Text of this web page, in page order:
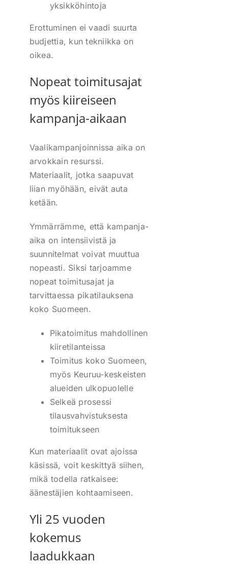
yksikköhintoja
Erottuminen ei vaadi suurta
budjettia, kun tekniikka on
oikea.
Nopeat toimitusajat
myös kiireiseen
kampanja-aikaan
Vaalikampanjoinnissa aika on
arvokkain resurssi.
Materiaalit, jotka saapuvat
liian myöhään, eivät auta
ketään.
Ymmärrämme, että kampanja-
aika on intensiivistä ja
suunnitelmat voivat muuttua
nopeasti. Siksi tarjoamme
nopeat toimitusajat ja
tarvittaessa pikatilauksena
koko Suomeen.
Pikatoimitus mahdollinen
kiiretilanteissa
Toimitus koko Suomeen,
myös Keuruu-keskeisten
alueiden ulkopuolelle
Selkeä prosessi
tilausvahvistuksesta
toimitukseen
Kun materiaalit ovat ajoissa
käsissä, voit keskittyä siihen,
mikä todella ratkaisee:
äänestäjien kohtaamiseen.
Yli 25 vuoden
kokemus
laadukkaan